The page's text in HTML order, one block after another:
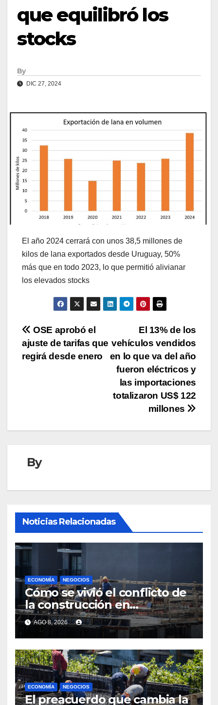
que equilibró los
stocks
By
DIC 27, 2024
El año 2024 cerrará con unos 38,5 millones de
kilos de lana exportados desde Uruguay, 50%
más que en todo 2023, lo que permitió alivianar
los elevados stocks
Navegación
de
El 13% de los
vehículos vendidos
en lo que va del año
fueron eléctricos y
las importaciones
totalizaron US$ 122
millones
OSE aprobó el
ajuste de tarifas que
regirá desde enero
By
Noticias Relacionadas
ECONOMÍA NEGOCIOS
Cómo se vivió el conflicto de
la construcción en
Maldonado, un
departamento donde el
sector tiene sus
particularidades
AGO 8, 2026
ECONOMÍA NEGOCIOS
El preacuerdo que cambia la